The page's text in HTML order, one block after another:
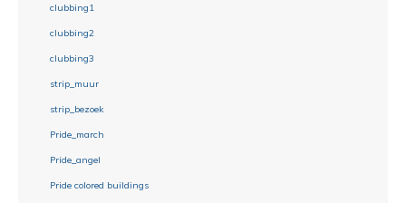
clubbing1
clubbing2
clubbing3
strip_muur
strip_bezoek
Pride_march
Pride_angel
Pride colored buildings